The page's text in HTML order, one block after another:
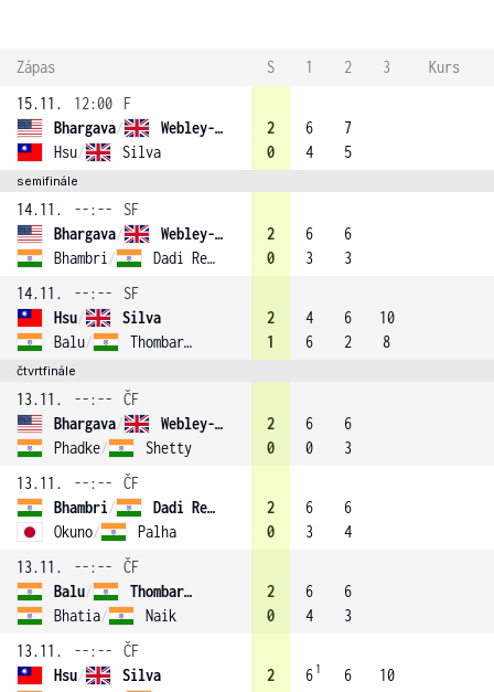
Zápas S 1 2 3
Kurs
15.11.
12:00
F
Bhargava/
Webley-Smith (1)
Hsu/ Silva
2
0
6
4
7
5
semifinále
14.11. --:--
SF
Bhargava/
Webley-Smith (1)
Bhambri / Dadi Reddy
2
0
6
3
6
3
14.11.
--:--
SF
Hsu/
Silva
Balu/ Thombare (3)
2
1
4
6
6
2
10
8
čtvrtfinále
13.11. --:--
ČF
Bhargava/
Webley-Smith (1)
Phadke/ Shetty
2
0
6
0
6
3
13.11.
--:--
ČF
Bhambri/
Dadi Reddy
Okuno/ Palha
2
0
6
3
6
4
13.11.
--:--
ČF
Balu/
Thombare (3)
Bhatia/ Naik
2
0
6
4
6
3
13.11.
--:--
ČF
Hsu/
Silva
2
6 1
6
10